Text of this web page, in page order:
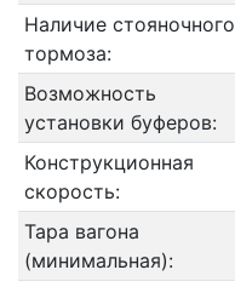
Наличие стояночного
тормоза:
Возможность
установки буферов:
Конструкционная
скорость:
Тара вагона
(минимальная):